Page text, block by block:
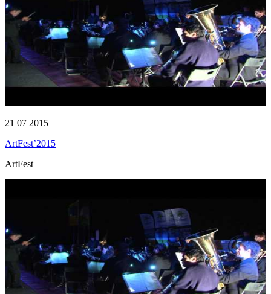
21 07 2015
ArtFest’2015
ArtFest